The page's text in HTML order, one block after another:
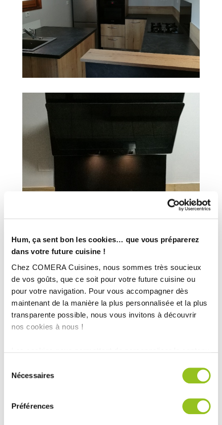
Hum, ça sent bon les cookies… que vous préparerez
dans votre future cuisine !
Chez COMERA Cuisines, nous sommes très soucieux
de vos goûts, que ce soit pour votre future cuisine ou
pour votre navigation. Pour vous accompagner dès
maintenant de la manière la plus personnalisée et la plus
transparente possible, nous vous invitons à découvrir
nos cookies à nous !
médias sociaux et d'analyser notre trafic. Nous
partageons également des informations sur l'utilisation de
notre site avec nos partenaires de médias sociaux, de
publicité et d'analyse, qui peuvent combiner celles-ci
Nécessaires
Préférences
TECHNIQUES :